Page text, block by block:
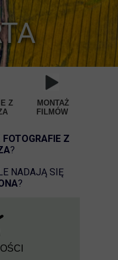
FOTOGRAFIE Z
?
NADAJĄ SIĘ
?
MONTAŻ
FILMÓW
Z